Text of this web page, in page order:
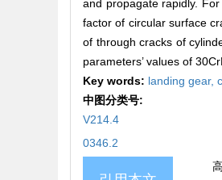
and propagate rapidly.
factor of circular surface
of through cracks of
parameters’ values of
Key words: landing gear,
中图分类号:
V214.4
0346.2